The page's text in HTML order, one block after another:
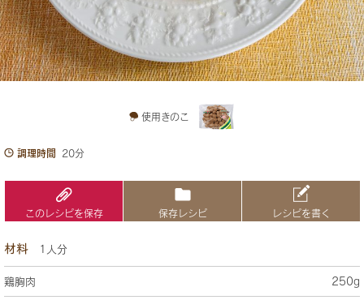
使用きのこ
調理時間 20分
このレシピを保存 保存レシピ レシピを書く
材料 1人分
鶏胸肉 250g